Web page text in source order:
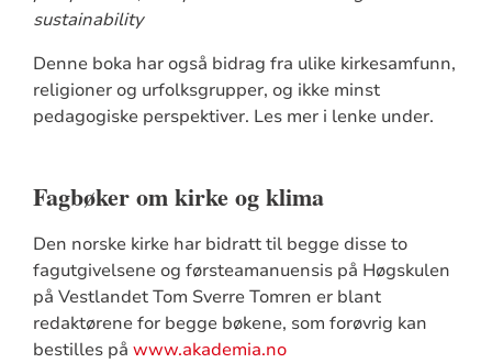
sustainability
Denne boka har også bidrag fra ulike kirkesamfunn,
religioner og urfolksgrupper, og ikke minst
pedagogiske perspektiver. Les mer i lenke under.
Fagbøker om kirke og klima
Den norske kirke har bidratt til begge disse to
fagutgivelsene og førsteamanuensis på Høgskulen
på Vestlandet Tom Sverre Tomren er blant
redaktørene for begge bøkene, som forøvrig kan
bestilles på www.akademia.no